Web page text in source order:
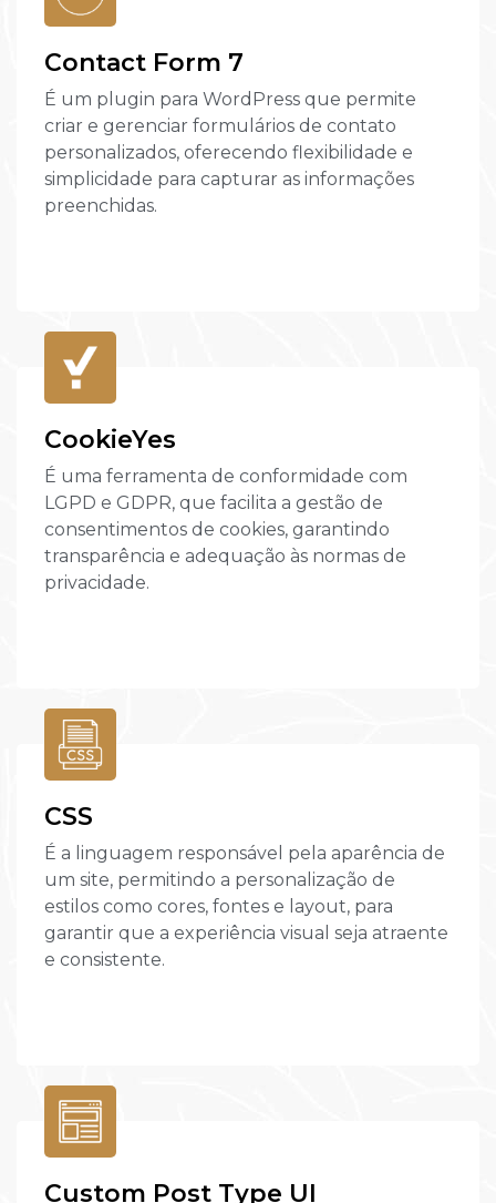
Contact Form 7
É um plugin para WordPress que permite
criar e gerenciar formulários de contato
personalizados, oferecendo flexibilidade e
simplicidade para capturar as informações
preenchidas.
CookieYes
É uma ferramenta de conformidade com
LGPD e GDPR, que facilita a gestão de
consentimentos de cookies, garantindo
transparência e adequação às normas de
privacidade.
CSS
É a linguagem responsável pela aparência de
um site, permitindo a personalização de
estilos como cores, fontes e layout, para
garantir que a experiência visual seja atraente
e consistente.
Custom Post Type UI